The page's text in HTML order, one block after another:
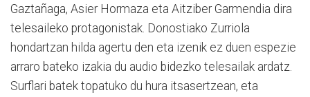
Gaztañaga, Asier Hormaza eta Aitziber Garmendia dira
telesaileko protagonistak. Donostiako Zurriola
hondartzan hilda agertu den eta izenik ez duen espezie
arraro bateko izakia du audio bidezko telesailak ardatz.
Surflari batek topatuko du hura itsasertzean, eta